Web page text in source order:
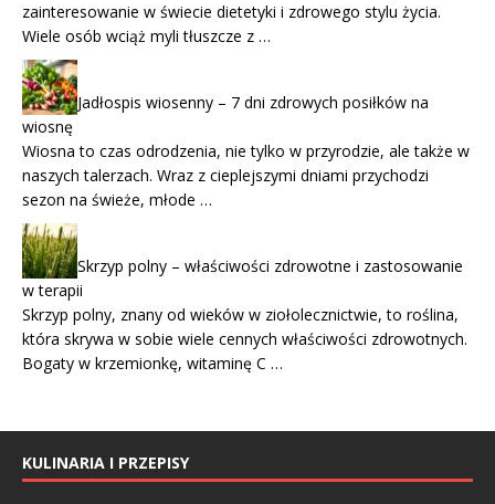
zainteresowanie w świecie dietetyki i zdrowego stylu życia.
Wiele osób wciąż myli tłuszcze z …
Jadłospis wiosenny – 7 dni zdrowych posiłków na
wiosnę
Wiosna to czas odrodzenia, nie tylko w przyrodzie, ale także w
naszych talerzach. Wraz z cieplejszymi dniami przychodzi
sezon na świeże, młode …
Skrzyp polny – właściwości zdrowotne i zastosowanie
w terapii
Skrzyp polny, znany od wieków w ziołolecznictwie, to roślina,
która skrywa w sobie wiele cennych właściwości zdrowotnych.
Bogaty w krzemionkę, witaminę C …
KULINARIA I PRZEPISY